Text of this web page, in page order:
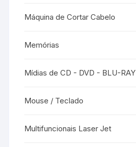
Máquina de Cortar Cabelo
Memórias
Mídias de CD - DVD - BLU-RAY
Mouse / Teclado
Multifuncionais Laser Jet